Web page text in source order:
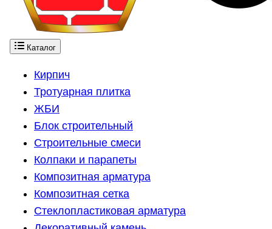
Каталог
Кирпич
Тротуарная плитка
ЖБИ
Блок строительный
Строительные смеси
Колпаки и парапеты
Композитная арматура
Композитная сетка
Стеклопластиковая арматура